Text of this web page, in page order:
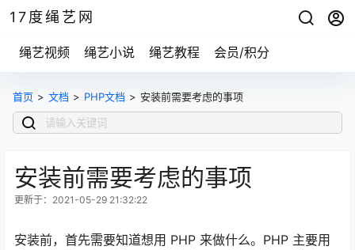
17度绳艺网
绳艺视频 绳艺小说 绳艺教程 会员/积分
首页 > 文档 > PHP文档 > 安装前需要考虑的事项
安装前需要考虑的事项
更新于：2021-05-29 21:32:22
安装前，首先需要知道想用 PHP 来做什么。PHP 主要用